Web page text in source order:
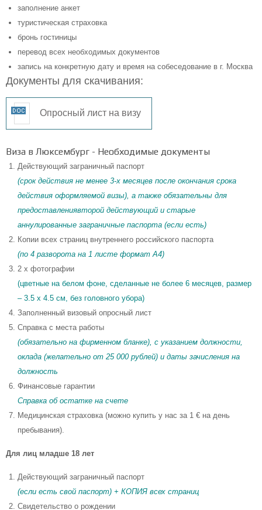
заполнение анкет
туристическая страховка
бронь гостиницы
перевод всех необходимых документов
запись на конкретную дату и время на собеседование в г. Москва
Документы для скачивания:
Опросный лист на визу
Виза в Люксембург - Необходимые документы
Действующий заграничный паспорт
(срок действия не менее 3-х месяцев после окончания срока
действия оформляемой визы), а также обязательны для
предоставлениявторой действующий и старые
аннулированные заграничные паспорта (если есть)
Копии всех страниц внутреннего российского паспорта
(по 4 разворота на 1 листе формат A4)
2 x фотографии
(цветные на белом фоне, сделанные не более 6 месяцев, размер
– 3.5 x 4.5 см, без головного убора)
Заполненный визовый опросный лист
Справка с места работы
(обязательно на фирменном бланке), с указанием должности,
оклада (желательно от 25 000 рублей) и даты зачисления на
должность
Финансовые гарантии
Справка об остатке на счете
Медицинская страховка (можно купить у нас за 1 € на день
пребывания).
Для лиц младше 18 лет
Действующий заграничный паспорт
(если есть свой паспорт) + КОПИЯ всех страниц
Свидетельство о рождении